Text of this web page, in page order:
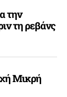
την
τη ρεβάνς
Μικρή